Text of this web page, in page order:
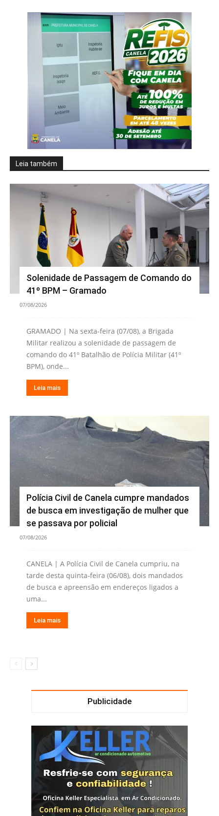
Leia também
Solenidade de Passagem de Comando do
41º BPM – Gramado
07/08/2026
GRAMADO | Na sexta-feira (07/08), a Brigada
Militar realizou a solenidade de passagem de
comando do 41º Batalhão de Polícia Militar (41º
BPM), onde...
Leia mais
Polícia Civil de Canela cumpre mandados
de busca em investigação de mulher que
se passava por policial
07/08/2026
CANELA | A Polícia Civil de Canela cumpriu, na
tarde desta quinta-feira (06/08), dois mandados
de busca e apreensão em endereços ligados a
uma...
Leia mais
Publicidade